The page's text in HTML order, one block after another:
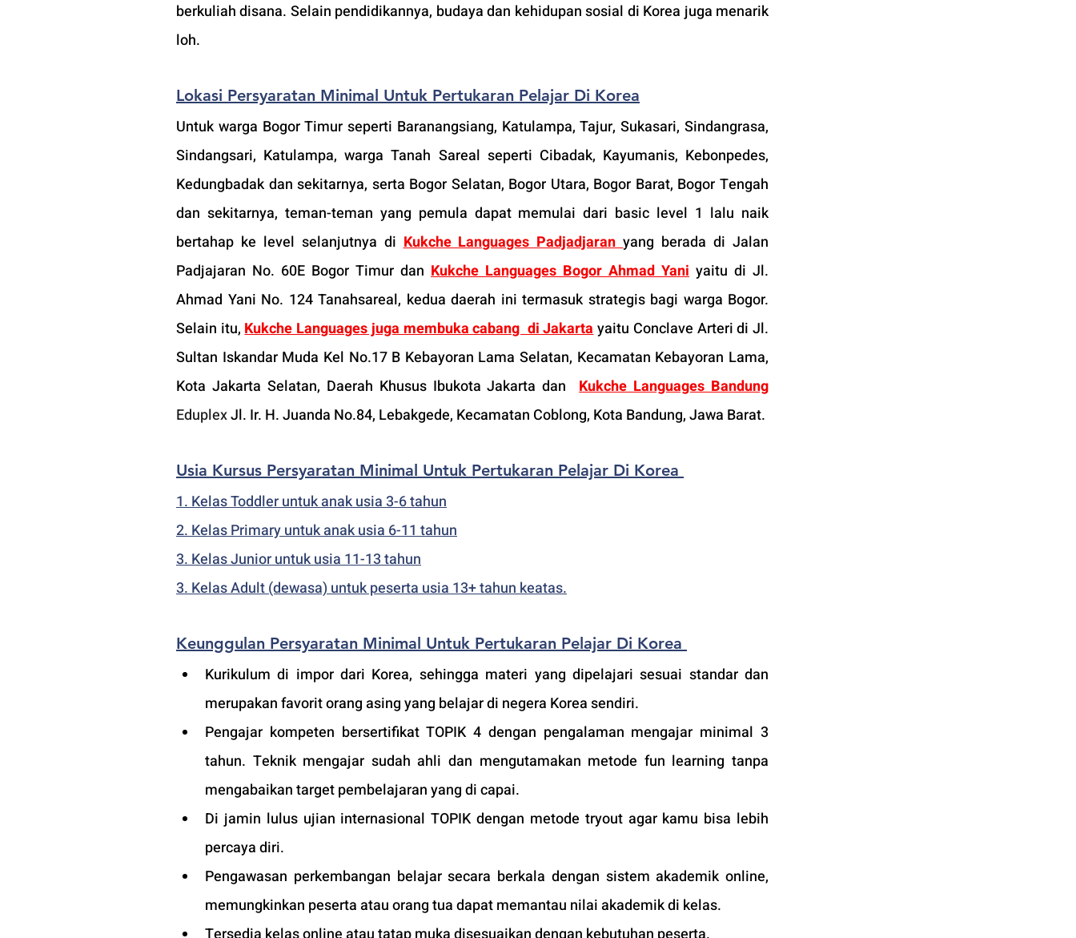
berkuliah disana. Selain pendidikannya, budaya dan kehidupan sosial di Korea juga menarik
loh.
Lokasi Persyaratan Minimal Untuk Pertukaran Pelajar Di Korea
Untuk warga Bogor Timur seperti Baranangsiang, Katulampa, Tajur, Sukasari, Sindangrasa,
Sindangsari, Katulampa, warga Tanah Sareal seperti Cibadak, Kayumanis, Kebonpedes,
Kedungbadak dan sekitarnya, serta Bogor Selatan, Bogor Utara, Bogor Barat, Bogor Tengah
dan sekitarnya, teman-teman yang pemula dapat memulai dari basic level 1 lalu naik
bertahap ke level selanjutnya di Kukche Languages Padjadjaran yang berada di Jalan
Padjajaran No. 60E Bogor Timur dan Kukche Languages Bogor Ahmad Yani yaitu di Jl.
Ahmad Yani No. 124 Tanahsareal, kedua daerah ini termasuk strategis bagi warga Bogor.
Selain itu, Kukche Languages juga membuka cabang  di Jakarta yaitu Conclave Arteri di Jl.
Sultan Iskandar Muda Kel No.17 B Kebayoran Lama Selatan, Kecamatan Kebayoran Lama,
Kota Jakarta Selatan, Daerah Khusus Ibukota Jakarta dan Kukche Languages Bandung
Eduplex Jl. Ir. H. Juanda No.84, Lebakgede, Kecamatan Coblong, Kota Bandung, Jawa Barat.
Usia Kursus Persyaratan Minimal Untuk Pertukaran Pelajar Di Korea
1. Kelas Toddler untuk anak usia 3-6 tahun
2. Kelas Primary untuk anak usia 6-11 tahun
3. Kelas Junior untuk usia 11-13 tahun
3. Kelas Adult (dewasa) untuk peserta usia 13+ tahun keatas.
Keunggulan Persyaratan Minimal Untuk Pertukaran Pelajar Di Korea
Kurikulum di impor dari Korea, sehingga materi yang dipelajari sesuai standar dan
merupakan favorit orang asing yang belajar di negera Korea sendiri.
Pengajar kompeten bersertifikat TOPIK 4 dengan pengalaman mengajar minimal 3
tahun. Teknik mengajar sudah ahli dan mengutamakan metode fun learning tanpa
mengabaikan target pembelajaran yang di capai.
Di jamin lulus ujian internasional TOPIK dengan metode tryout agar kamu bisa lebih
percaya diri.
Pengawasan perkembangan belajar secara berkala dengan sistem akademik online,
memungkinkan peserta atau orang tua dapat memantau nilai akademik di kelas.